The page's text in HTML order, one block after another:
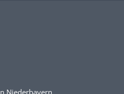
Niederbayern